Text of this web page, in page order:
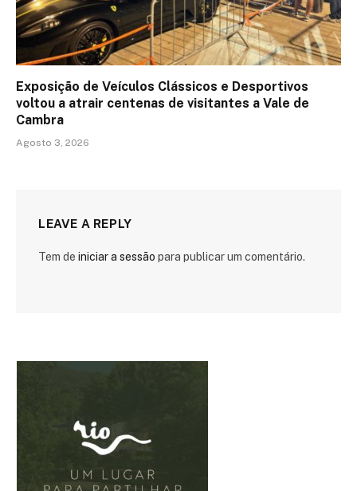
Exposição de Veículos Clássicos e Desportivos
voltou a atrair centenas de visitantes a Vale de
Cambra
Agosto 3, 2026
LEAVE A REPLY
Tem de iniciar a sessão para publicar um comentário.